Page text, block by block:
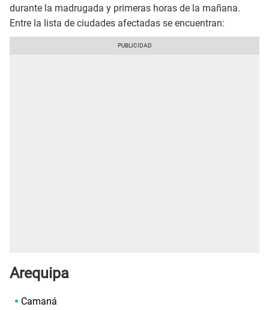
durante la madrugada y primeras horas de la mañana.
Entre la lista de ciudades afectadas se encuentran:
Arequipa
Camaná